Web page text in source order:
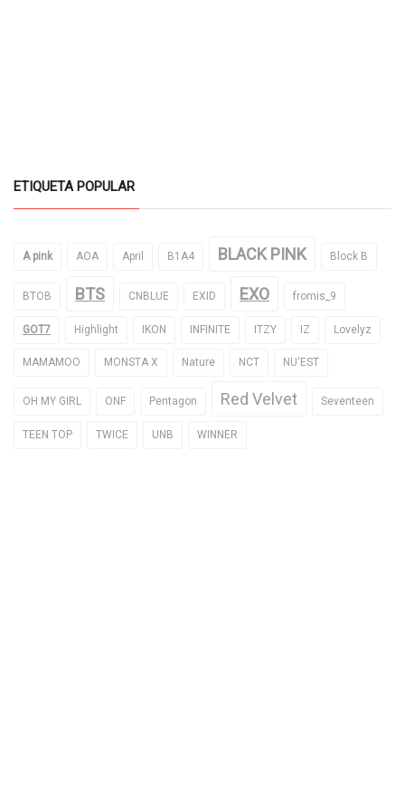
ETIQUETA POPULAR
A pink AOA April B1A4 BLACK PINK Block B
BTOB BTS CNBLUE EXID EXO fromis_9
GOT7 Highlight IKON INFINITE ITZY IZ Lovelyz
MAMAMOO MONSTA X Nature NCT NU'EST
OH MY GIRL ONF Pentagon Red Velvet Seventeen
TEEN TOP TWICE UNB WINNER